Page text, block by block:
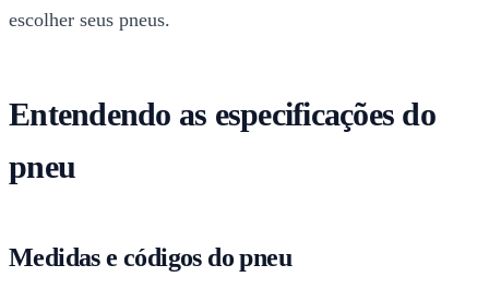
escolher seus pneus.
Entendendo as especificações do
pneu
Medidas e códigos do pneu